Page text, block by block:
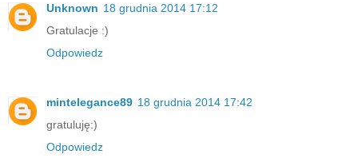
Unknown 18 grudnia 2014 17:12
Gratulacje :)
Odpowiedz
mintelegance89 18 grudnia 2014 17:42
gratuluję:)
Odpowiedz